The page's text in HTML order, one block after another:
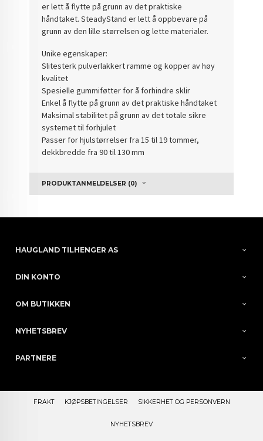
er lett å flytte på grunn av det praktiske
håndtaket. SteadyStand er lett å oppbevare på
grunn av den lille størrelsen og lette materialer.
Unike egenskaper:
Slitesterk pulverlakkert ramme og kopper av høy
kvalitet
Spesielle gummiføtter for å forhindre sklir
Enkel å flytte på grunn av det praktiske håndtaket
Maksimal stabilitet på grunn av det totale sikre
systemet til forhjulet
Passer for hjulstørrelser fra 15 til 19 tommer,
dekkbredde fra 90 til 130 mm
PRODUKTANMELDELSER (0)
HAUGLAND TILHENGER AS
DIN KONTO
OM BUTIKKEN
NYHETSBREV
PARTNERE
FRAKT KJØPSBETINGELSER SIKKERHET OG PERSONVERN
NYHETSBREV